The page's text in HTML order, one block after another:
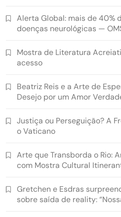
Alerta Global: mais de 40%
doenças neurológicas —
Mostra de Literatura
acesso
Beatriz Reis e a Arte de
Desejo por um Amor
Justiça ou Perseguição? A
o Vaticano
Arte que Transborda o Rio:
com Mostra Cultural
Gretchen e Esdras
sobre saída de reality: